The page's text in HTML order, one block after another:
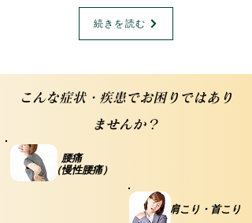
続きを読む
​こんな症状・疾患でお困りではあり
ませんか？
腰痛
（慢性腰痛）
​ 肩こり・首こり